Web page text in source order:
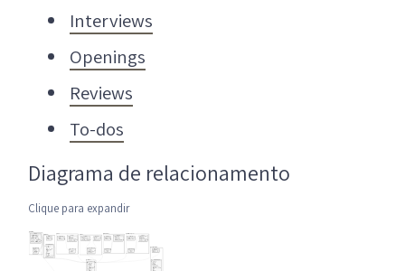
Interviews
Openings
Reviews
To-dos
Diagrama de relacionamento
Clique para expandir